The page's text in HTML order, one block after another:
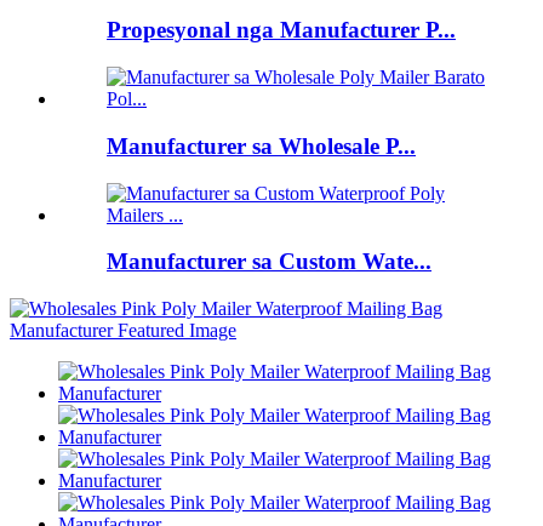
Propesyonal nga Manufacturer P...
Manufacturer sa Wholesale P...
Manufacturer sa Custom Wate...